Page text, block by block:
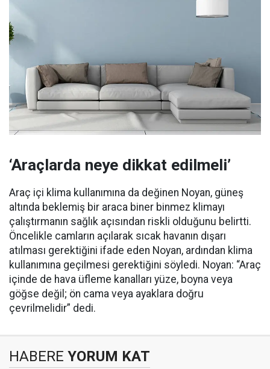
‘Araçlarda neye dikkat edilmeli’
Araç içi klima kullanımına da değinen Noyan, güneş
altında beklemiş bir araca biner binmez klimayı
çalıştırmanın sağlık açısından riskli olduğunu belirtti.
Öncelikle camların açılarak sıcak havanın dışarı
atılması gerektiğini ifade eden Noyan, ardından klima
kullanımına geçilmesi gerektiğini söyledi. Noyan: “Araç
içinde de hava üfleme kanalları yüze, boyna veya
göğse değil; ön cama veya ayaklara doğru
çevrilmelidir” dedi.
HABERE YORUM KAT